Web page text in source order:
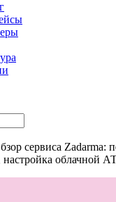
сервиса Zadarma:
настройка облачной